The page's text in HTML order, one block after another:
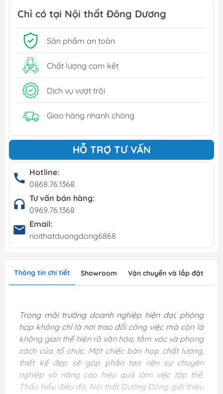
Chỉ có tại Nội thất Đông Dương
Sản phẩm an toàn
Chất lượng cam kết
Dịch vụ vượt trội
Giao hàng nhanh chóng
HỖ TRỢ TƯ VẤN
Hotline:
0868.76.1368
Tư vấn bán hàng:
0969.76.1368
Email:
noithatduongdong6868
Thông tin chi tiết Showroom Vận chuyển và lắp đặt
Trong môi trường doanh nghiệp hiện đại, phòng
họp không chỉ là nơi trao đổi công việc mà còn là
không gian thể hiện rõ văn hóa, tầm vóc và phong
cách của tổ chức. Một chiếc bàn họp chất lượng,
thiết kế đẹp sẽ góp phần tạo nên sự chuyên
nghiệp và nâng cao hiệu quả làm việc tập thể.
Thấu hiểu điều đó, Nội thất Dương Đông giới thiệu